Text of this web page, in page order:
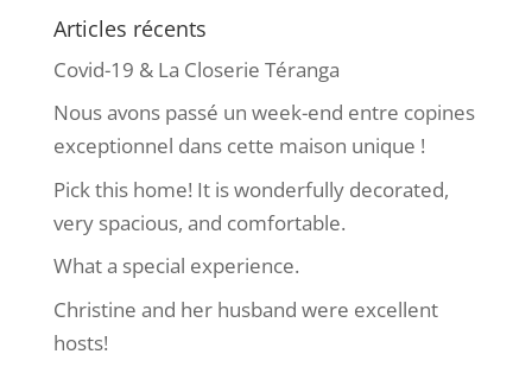
Articles récents
Covid-19 & La Closerie Téranga
Nous avons passé un week-end entre copines
exceptionnel dans cette maison unique !
Pick this home! It is wonderfully decorated,
very spacious, and comfortable.
What a special experience.
Christine and her husband were excellent
hosts!